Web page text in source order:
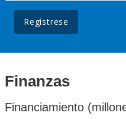
Regístrese
Finanzas
Financiamiento